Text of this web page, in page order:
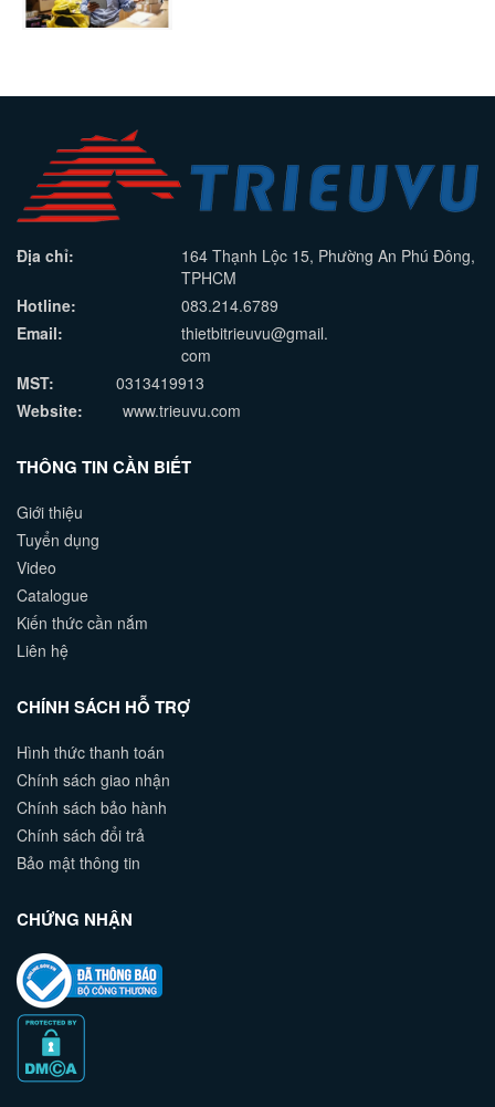
Địa chỉ:
164 Thạnh Lộc 15, Phường An Phú Đông,
TPHCM
Hotline:
083.214.6789
Email:
thietbitrieuvu@gmail.
com
MST: 0313419913
Website: www.trieuvu.com
THÔNG TIN CẦN BIẾT
Giới thiệu
Tuyển dụng
Video
Catalogue
Kiến thức cần nắm
Liên hệ
CHÍNH SÁCH HỖ TRỢ
Hình thức thanh toán
Chính sách giao nhận
Chính sách bảo hành
Chính sách đổi trả
Bảo mật thông tin
CHỨNG NHẬN